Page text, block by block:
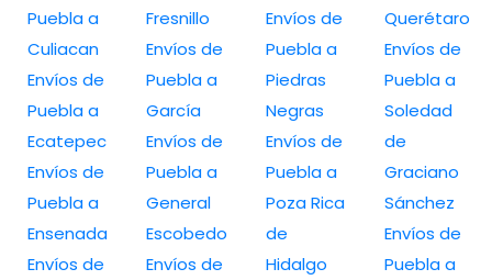
Puebla a
Culiacan
Envíos de
Puebla a
Ecatepec
Envíos de
Puebla a
Ensenada
Envíos de
Fresnillo
Envíos de
Puebla a
García
Envíos de
Puebla a
General
Escobedo
Envíos de
Envíos de
Puebla a
Piedras
Negras
Envíos de
Puebla a
Poza Rica
de
Hidalgo
Querétaro
Envíos de
Puebla a
Soledad
de
Graciano
Sánchez
Envíos de
Puebla a